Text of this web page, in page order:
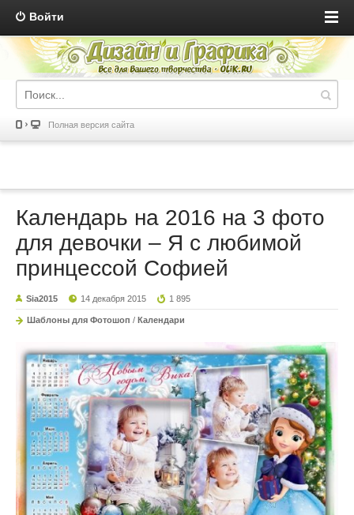
Войти
Полная версия сайта
Календарь на 2016 на 3 фото
для девочки – Я с любимой
принцессой Софией
Sia2015 14 декабря 2015 1 895
Шаблоны для Фотошоп / Календари